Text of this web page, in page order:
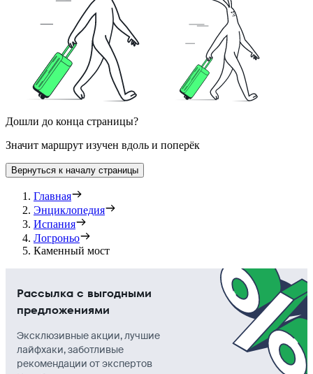
Дошли до конца страницы?
Значит маршрут изучен вдоль и поперёк
Вернуться к началу страницы
Главная
Энциклопедия
Испания
Логроньо
Каменный мост
Рассылка с выгодными
предложениями
Эксклюзивные акции, лучшие
лайфхаки, заботливые
рекомендации от экспертов